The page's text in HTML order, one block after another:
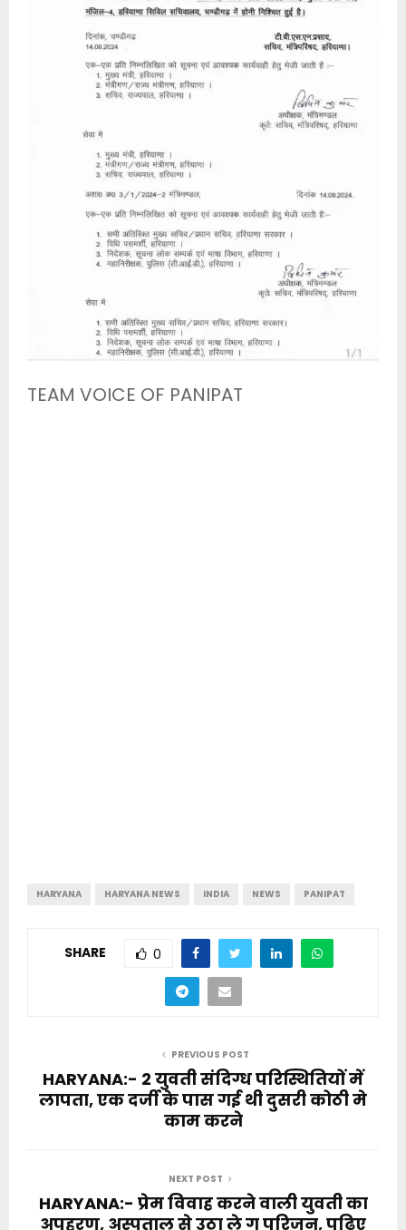
TEAM VOICE OF PANIPAT
HARYANA HARYANA NEWS INDIA NEWS PANIPAT
SHARE 0
PREVIOUS POST
HARYANA:- 2 युवती संदिग्ध परिस्थितियों में
लापता, एक दर्जी के पास गई थी दुसरी कोठी मे
काम करने
NEXT POST
HARYANA:- प्रेम विवाह करने वाली युवती का
अपहरण, अस्पताल से उठा ले ग परिजन, पढ़िए